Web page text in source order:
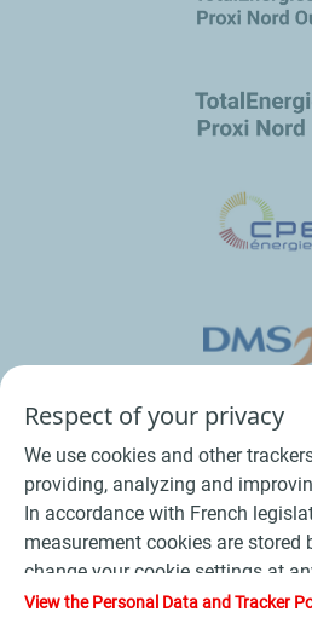
Conditions Générales de
Respect of your privacy
We use cookies and other
providing, analyzing and
In accordance with French
measurement cookies are stored
change your cookie settings at
"Manage my cookies" button. By
View the Personal Data and Tracker